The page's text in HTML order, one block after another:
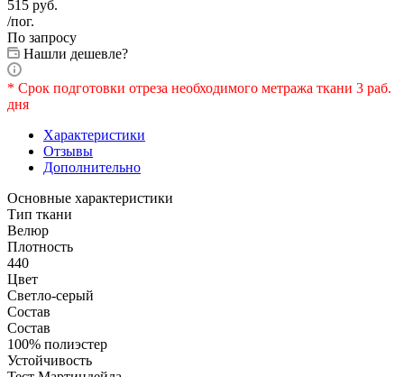
515 руб.
/пог.
По запросу
Нашли дешевле?
* Срок подготовки отреза необходимого метража ткани 3 раб.
дня
Характеристики
Отзывы
Дополнительно
Основные характеристики
Тип ткани
Велюр
Плотность
440
Цвет
Светло-серый
Состав
Состав
100% полиэстер
Устойчивость